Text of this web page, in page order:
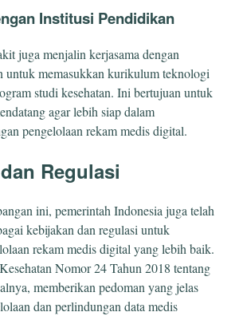
Institusi Pendidikan
juga menjalin kerjasama dengan
untuk memasukkan kurikulum teknologi
studi kesehatan. Ini bertujuan untuk
agar lebih siap dalam
pengelolaan rekam medis digital.
Regulasi
ini, pemerintah Indonesia juga telah
kebijakan dan regulasi untuk
rekam medis digital yang lebih baik.
Nomor 24 Tahun 2018 tentang
memberikan pedoman yang jelas
dan perlindungan data medis